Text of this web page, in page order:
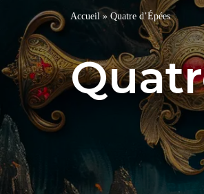
Accueil» Quatre d’Épées